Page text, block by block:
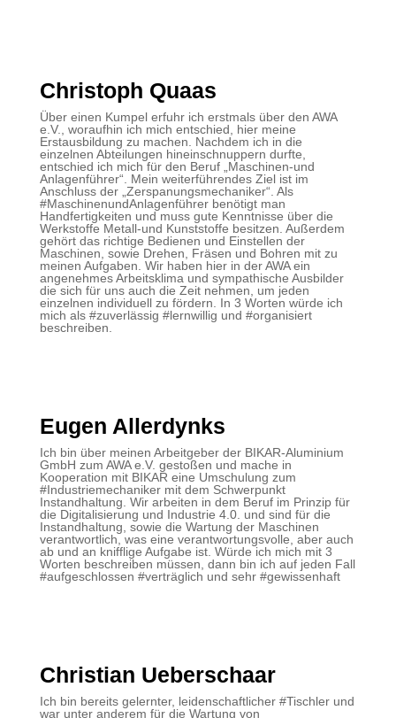
Christoph Quaas
Über einen Kumpel erfuhr ich erstmals über den AWA
e.V., woraufhin ich mich entschied, hier meine
Erstausbildung zu machen. Nachdem ich in die
einzelnen Abteilungen hineinschnuppern durfte,
entschied ich mich für den Beruf „Maschinen-und
Anlagenführer“. Mein weiterführendes Ziel ist im
Anschluss der „Zerspanungsmechaniker“. Als
#MaschinenundAnlagenführer benötigt man
Handfertigkeiten und muss gute Kenntnisse über die
Werkstoffe Metall-und Kunststoffe besitzen. Außerdem
gehört das richtige Bedienen und Einstellen der
Maschinen, sowie Drehen, Fräsen und Bohren mit zu
meinen Aufgaben. Wir haben hier in der AWA ein
angenehmes Arbeitsklima und sympathische Ausbilder
die sich für uns auch die Zeit nehmen, um jeden
einzelnen individuell zu fördern. In 3 Worten würde ich
mich als #zuverlässig #lernwillig und #organisiert
beschreiben.
Eugen Allerdynks
Ich bin über meinen Arbeitgeber der BIKAR-Aluminium
GmbH zum AWA e.V. gestoßen und mache in
Kooperation mit BIKAR eine Umschulung zum
#Industriemechaniker mit dem Schwerpunkt
Instandhaltung. Wir arbeiten in dem Beruf im Prinzip für
die Digitalisierung und Industrie 4.0. und sind für die
Instandhaltung, sowie die Wartung der Maschinen
verantwortlich, was eine verantwortungsvolle, aber auch
ab und an knifflige Aufgabe ist. Würde ich mich mit 3
Worten beschreiben müssen, dann bin ich auf jeden Fall
#aufgeschlossen #verträglich und sehr #gewissenhaft
Christian Ueberschaar
Ich bin bereits gelernter, leidenschaftlicher #Tischler und
war unter anderem für die Wartung von